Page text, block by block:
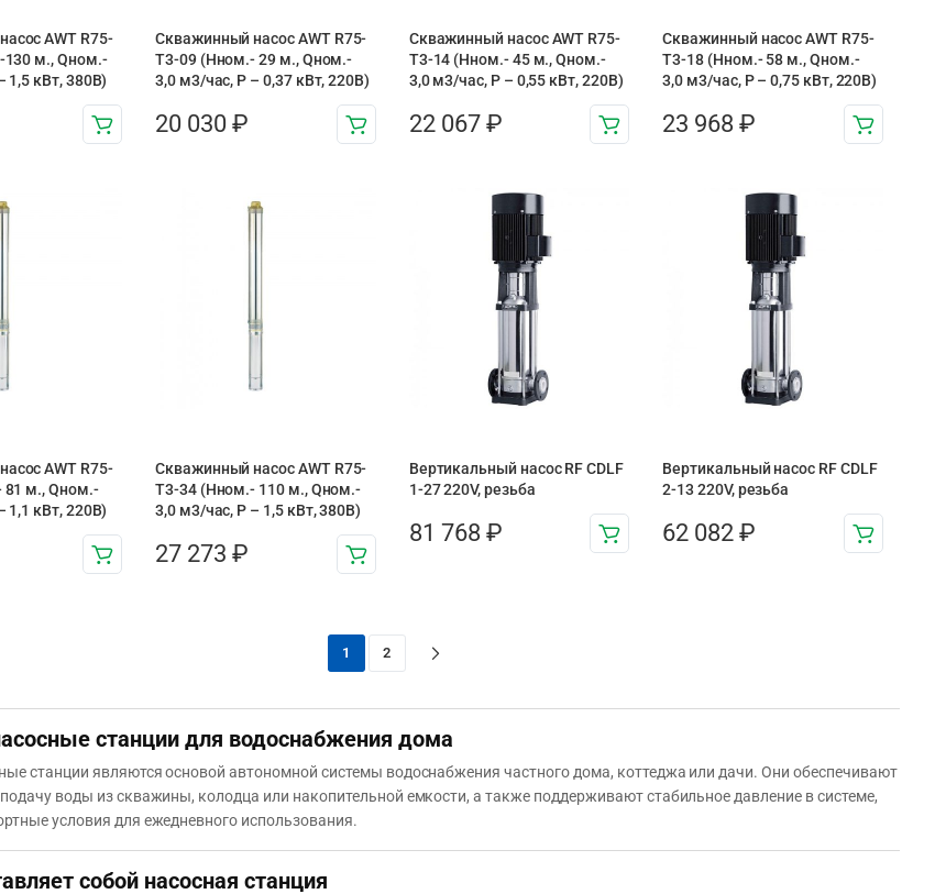
AWT R75-
м., Qном.-
1,5 кВт, 380В)
Скважинный насос AWT R75-
T3-09 (Нном.- 29 м., Qном.-
3,0 м3/час, Р – 0,37 кВт, 220В)
20 030 ₽
Скважинный насос AWT R75-
T3-14 (Нном.- 45 м., Qном.-
3,0 м3/час, Р – 0,55 кВт, 220В)
22 067 ₽
Скважинный насос AWT R75-
T3-18 (Нном.- 58 м., Qном.-
3,0 м3/час, Р – 0,75 кВт, 220В)
23 968₽
AWT R75-
м., Qном.-
1,1 кВт, 220В)
Скважинный насос AWT R75-
T3-34 (Нном.- 110 м., Qном.-
3,0 м3/час, Р – 1,5 кВт, 380В)
27 273 ₽
Вертикальный насос RF CDLF
1-27 220V, резьба
81 768 ₽
Вертикальный насос RF CDLF
2-13 220V, резьба
62 082₽
1 2
станции для водоснабжения дома
станции являются основой автономной системы водоснабжения частного дома, коттеджа или дачи. Они обеспечивают
воды из скважины, колодца или накопительной емкости, а также поддерживают стабильное давление в системе,
условия для ежедневного использования.
собой насосная станция